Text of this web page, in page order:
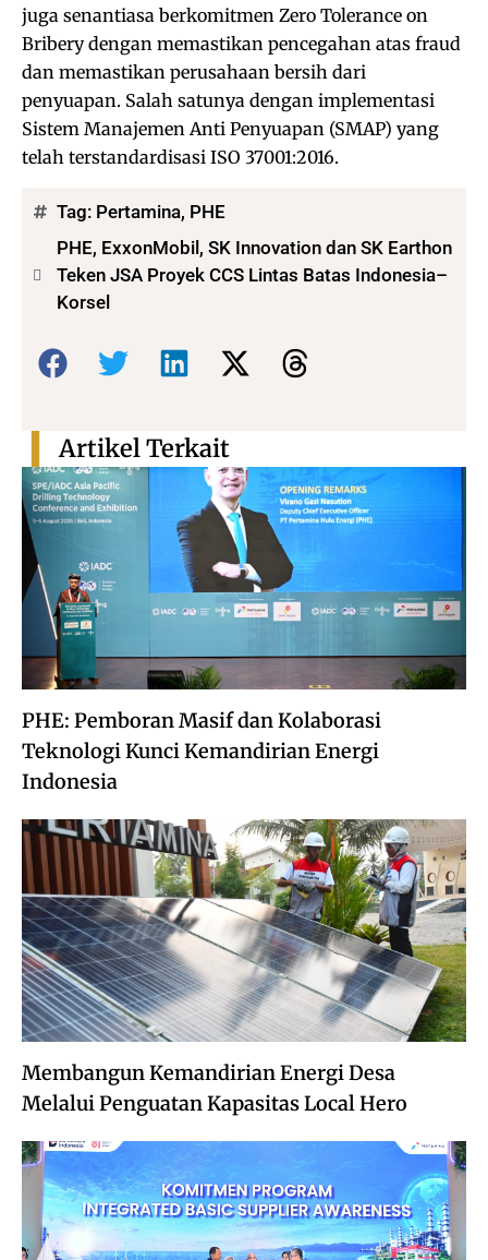
juga senantiasa berkomitmen Zero Tolerance on
Bribery dengan memastikan pencegahan atas fraud
dan memastikan perusahaan bersih dari
penyuapan. Salah satunya dengan implementasi
Sistem Manajemen Anti Penyuapan (SMAP) yang
telah terstandardisasi ISO 37001:2016.
Tag: Pertamina, PHE
PHE, ExxonMobil, SK Innovation dan SK Earthon
Teken JSA Proyek CCS Lintas Batas Indonesia–
Korsel
Bagikan:
PHE: Pemboran Masif dan Kolaborasi
Teknologi Kunci Kemandirian Energi
Indonesia
Membangun Kemandirian Energi Desa
Melalui Penguatan Kapasitas Local Hero
Artikel Terkait